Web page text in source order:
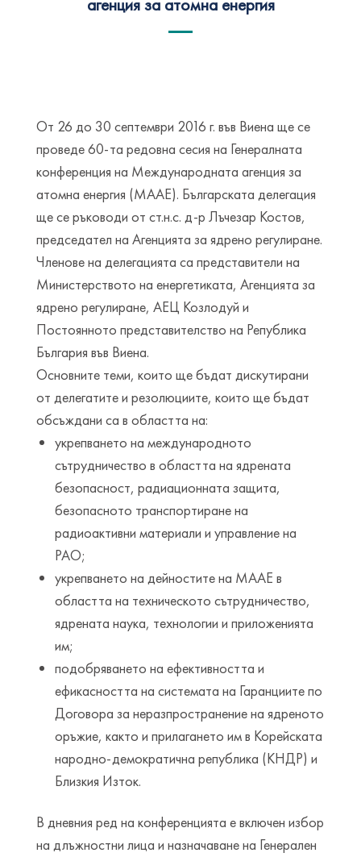
От 26 до 30 септември 2016 г. във Виена ще се
проведе 60-та редовна сесия на Генералната
конференция на Международната агенция за
атомна енергия (МААЕ). Българската делегация
ще се ръководи от ст.н.с. д-р Лъчезар Костов,
председател на Агенцията за ядрено регулиране.
Членове на делегацията са представители на
Министерството на енергетиката, Агенцията за
ядрено регулиране, АЕЦ Козлодуй и
Постоянното представителство на Република
България във Виена.
Основните теми, които ще бъдат дискутирани
от делегатите и резолюциите, които ще бъдат
обсъждани са в областта на:
укрепването на международното
сътрудничество в областта на ядрената
безопасност, радиационната защита,
безопасното транспортиране на
радиоактивни материали и управление на
РАО;
укрепването на дейностите на МААЕ в
областта на техническото сътрудничество,
ядрената наука, технологии и приложенията
им;
подобряването на ефективността и
ефикасността на системата на Гаранциите по
Договора за неразпространение на ядреното
оръжие, както и прилагането им в Корейската
народно-демократична република (КНДР) и
Близкия Изток.
В дневния ред на конференцията е включен избор
на длъжностни лица и назначаване на Генерален